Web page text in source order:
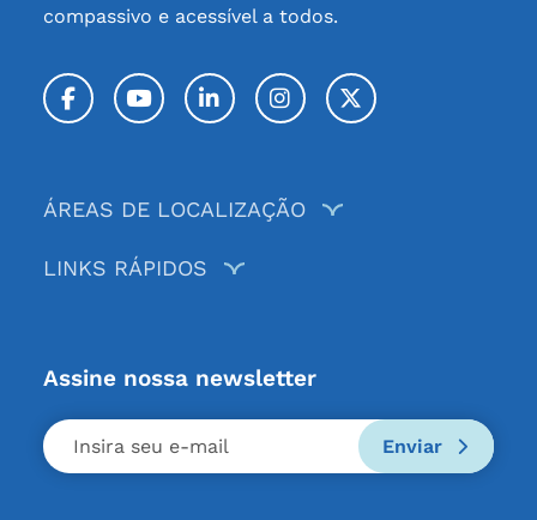
compassivo e acessível a todos.
FacebookYouTubeLinkedInInstagramTwitter / X
ÁREAS DE LOCALIZAÇÃO
LINKS RÁPIDOS
Assine nossa newsletter
Enviar